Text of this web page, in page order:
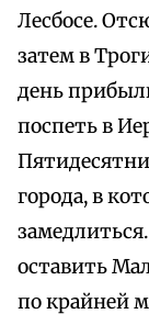
Лесбосе.
затем в
день
поспеть в
города, в
оставить
по крайней